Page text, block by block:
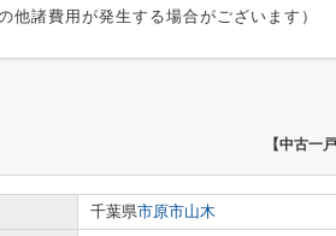
他諸費用が発生する場合がございます）
【中古一
千葉県市原市山木